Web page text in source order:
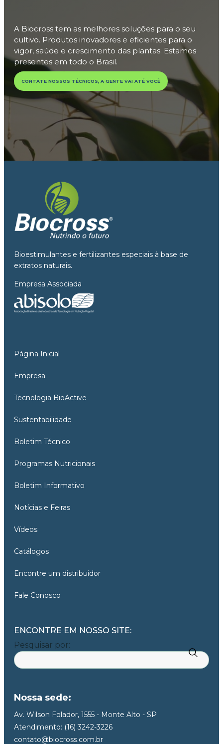
A Biocross tem as melhores soluções para o seu
cultivo. Produtos inovadores e eficientes para o
vigor, saúde e crescimento das plantas. Estamos
presentes em todo o Brasil.
CONTATE NOSSOS TÉCNICOS, A GENTE VAI ATÉ VOCÊ
Bioestimulantes e fertilizantes especiais à base de
extratos naturais.
Empresa Associada
Página Inicial
Empresa
Tecnologia BioActive
Sustentabilidade
Boletim Técnico
Programas Nutricionais
Boletim Informativo
Notícias e Feiras
Vídeos
Catálogos
Encontre um distribuidor
Fale Conosco
ENCONTRE EM NOSSO SITE:
Pesquisar por:
Nossa sede:
Av. Wilson Folador, 1555 - Monte Alto - SP
Atendimento: (16) 3242-3226
contato@biocross.com.br